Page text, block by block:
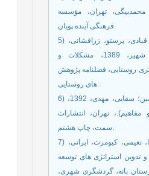
تهران، مؤسسه
فرهنگی آینده پویان.
5) پاپ زن، عبدالحمید، قبادی، پرستو، زرافشانی،
کیومرث، گراوندی، شهیر، 1389، مشکلات و
روستایی، فصلنامه پژوهش
های روستایی.
6) پاپلی یزدی، محمدحسین؛ سقایی، مهدی، 1392،
تهران، انتشارات
سمت، چاپ هشتم.
7) پورمحمدی، محمدرضا، نعیمی، کیومرث، ایرانی،
ارزیابی و تدوین استراتژی های توسعه
بانه، گردشگری شهری،